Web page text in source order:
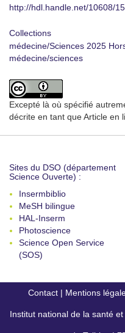
http://hdl.handle.net/10608/
Collections
médecine/Sciences 2025
médecine/sciences
Excepté là où spécifié
décrite en tant que Article en
Sites du DSO (département
Science Ouverte) :
Insermbiblio
MeSH bilingue
HAL-Inserm
Photoscience
Science Open Service
(SOS)
Contact | Mentions
Institut national de la santé